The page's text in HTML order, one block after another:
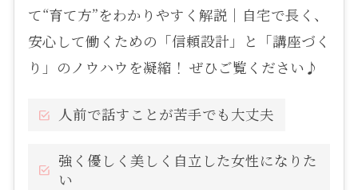
て“育て方”をわかりやすく解説｜自宅で長く、
安心して働くための「信頼設計」と「講座づく
り」のノウハウを凝縮！ ぜひご覧ください♪
人前で話すことが苦手でも大丈夫
強く優しく美しく自立した女性になりた
い